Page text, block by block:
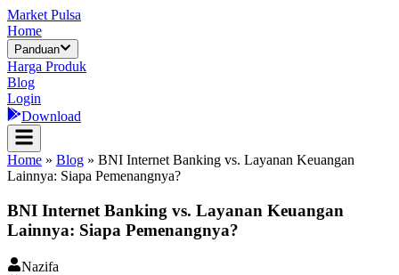
Market Pulsa
Home
Panduan
Harga Produk
Blog
Login
Download
Home » Blog » BNI Internet Banking vs. Layanan Keuangan
Lainnya: Siapa Pemenangnya?
BNI Internet Banking vs. Layanan Keuangan
Lainnya: Siapa Pemenangnya?
Nazifa